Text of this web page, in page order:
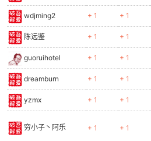
wdjming2 + 1 + 1
陈远鉴 + 1 + 1
guoruihotel + 1 + 1
dreamburn + 1 + 1
yzmx + 1 + 1
穷小子丶阿乐 + 1 + 1